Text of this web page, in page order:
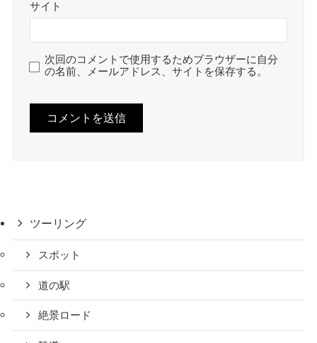
サイト
次回のコメントで使用するためブラウザーに自分
の名前、メールアドレス、サイトを保存する。
ツーリング
スポット
道の駅
絶景ロード